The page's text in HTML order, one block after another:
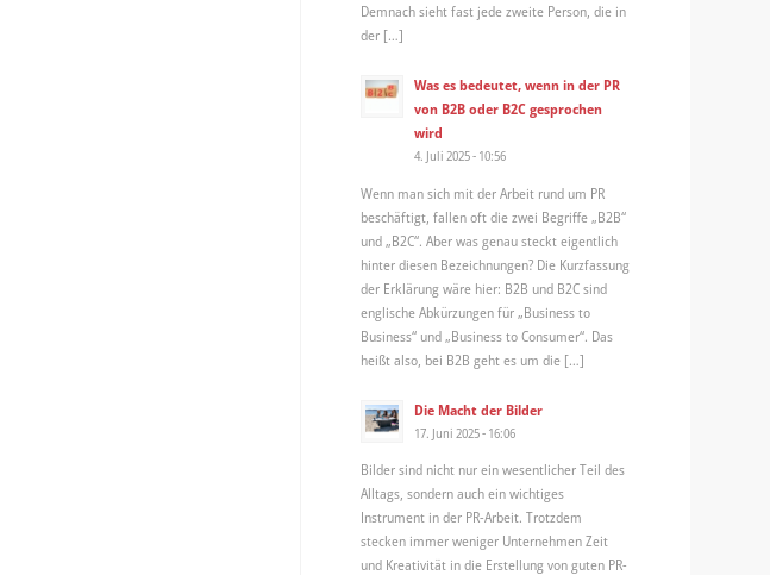
Demnach sieht fast jede zweite Person, die in
der […]
Was es bedeutet, wenn in der PR
von B2B oder B2C gesprochen
wird
4. Juli 2025 - 10:56
Wenn man sich mit der Arbeit rund um PR
beschäftigt, fallen oft die zwei Begriffe „B2B“
und „B2C“. Aber was genau steckt eigentlich
hinter diesen Bezeichnungen? Die Kurzfassung
der Erklärung wäre hier: B2B und B2C sind
englische Abkürzungen für „Business to
Business“ und „Business to Consumer“. Das
heißt also, bei B2B geht es um die […]
Die Macht der Bilder
17. Juni 2025 - 16:06
Bilder sind nicht nur ein wesentlicher Teil des
Alltags, sondern auch ein wichtiges
Instrument in der PR-Arbeit. Trotzdem
stecken immer weniger Unternehmen Zeit
und Kreativität in die Erstellung von guten PR-